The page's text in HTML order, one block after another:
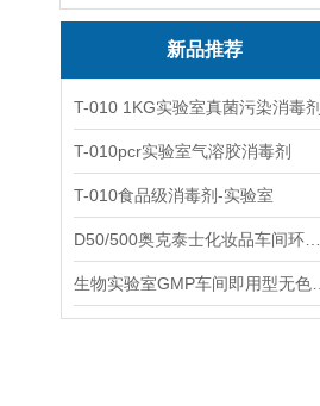
新品推荐
T-010 1KG实验室真菌污染消毒剂
T-010pcr实验室气溶胶消毒剂
T-010食品级消毒剂-实验室